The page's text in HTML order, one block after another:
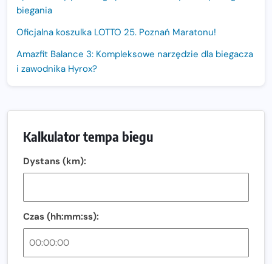
biegania
Oficjalna koszulka LOTTO 25. Poznań Maratonu!
Amazfit Balance 3: Kompleksowe narzędzie dla biegacza
i zawodnika Hyrox?
Ostatnie wolne miejsca na jubileuszowy Bieg
dniu.
Złota Seria 42 rośnie. Coraz więcej maratończyków
Praska 5k Run gospodarzem Mistrzostw Polski
Największy Bieg Powstania Warszawskiego w historii.
Kalkulator tempa biegu
Dystans (km):
Czas (hh:mm:ss):